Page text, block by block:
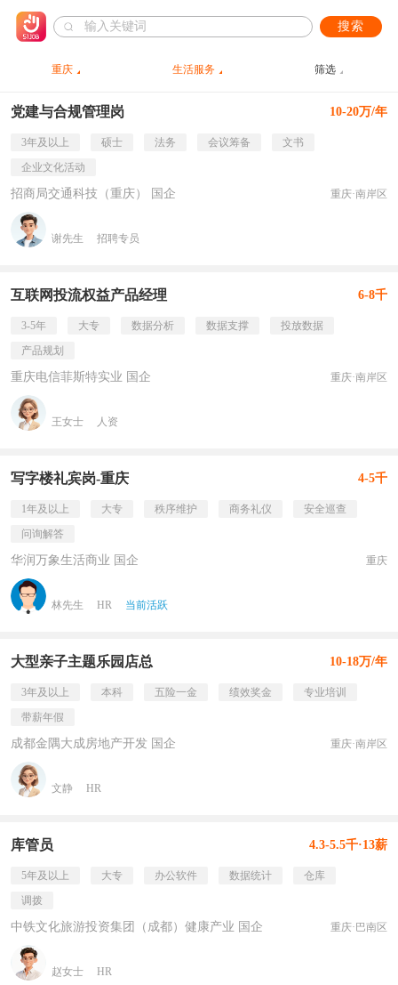
搜索
重庆 生活服务 筛选
党建与合规管理岗 10-20万/年
3年及以上 硕士 法务 会议筹备
文书
企业文化活动
招商局交通科技（重庆） 国企 重庆·南岸区
谢先生 招聘专员
互联网投流权益产品经理 6-8千
3-5年 大专 数据分析 数据支撑
投放数据
产品规划
重庆电信菲斯特实业 国企 重庆·南岸区
王女士 人资
写字楼礼宾岗-重庆 4-5千
1年及以上 大专 秩序维护 商务礼仪
安全巡查
问询解答
华润万象生活商业 国企 重庆
林先生 HR 当前活跃
大型亲子主题乐园店总 10-18万/年
3年及以上 本科 五险一金 绩效奖金
专业培训
带薪年假
成都金隅大成房地产开发 国企 重庆·南岸区
文静 HR
库管员 4.3-5.5千·13薪
5年及以上 大专 办公软件 数据统计
仓库
调拨
中铁文化旅游投资集团（成都）健康产业 国企 重庆·巴南区
赵女士 HR